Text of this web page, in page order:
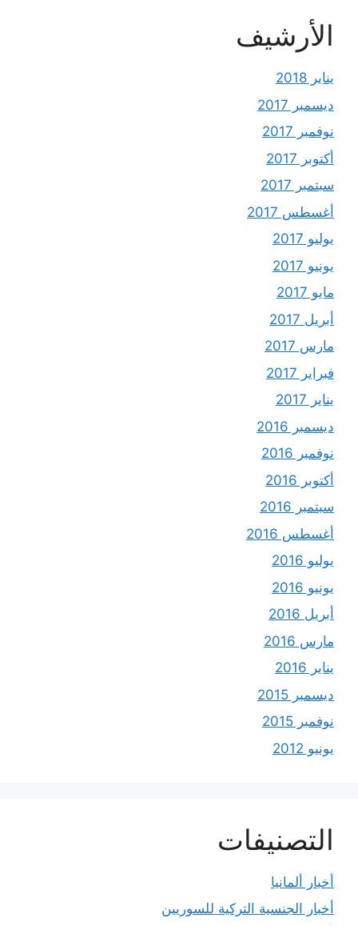
الأرشيف
يناير 2018
ديسمبر 2017
نوفمبر 2017
أكتوبر 2017
سبتمبر 2017
أغسطس 2017
يوليو 2017
يونيو 2017
مايو 2017
أبريل 2017
مارس 2017
فبراير 2017
يناير 2017
ديسمبر 2016
نوفمبر 2016
أكتوبر 2016
سبتمبر 2016
أغسطس 2016
يوليو 2016
يونيو 2016
أبريل 2016
مارس 2016
يناير 2016
ديسمبر 2015
نوفمبر 2015
يونيو 2012
التصنيفات
أخبار ألمانيا
أخبار الجنسية التركية للسوريين